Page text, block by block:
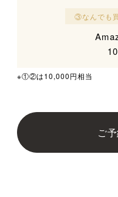
③なんでも
※①②は10,000円相当
ご